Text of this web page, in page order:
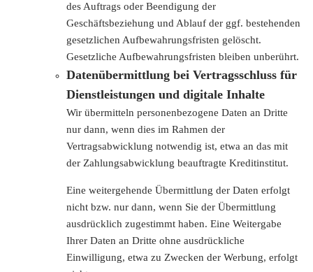
des Auftrags oder Beendigung der
Geschäftsbeziehung und Ablauf der ggf. bestehenden
gesetzlichen Aufbewahrungsfristen gelöscht.
Gesetzliche Aufbewahrungsfristen bleiben unberührt.
Datenübermittlung bei Vertragsschluss für
Dienstleistungen und digitale Inhalte
Wir übermitteln personenbezogene Daten an Dritte
nur dann, wenn dies im Rahmen der
Vertragsabwicklung notwendig ist, etwa an das mit
der Zahlungsabwicklung beauftragte Kreditinstitut.
Eine weitergehende Übermittlung der Daten erfolgt
nicht bzw. nur dann, wenn Sie der Übermittlung
ausdrücklich zugestimmt haben. Eine Weitergabe
Ihrer Daten an Dritte ohne ausdrückliche
Einwilligung, etwa zu Zwecken der Werbung, erfolgt